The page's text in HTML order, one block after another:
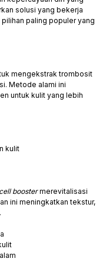
solusi yang bekerja
paling populer yang
mengekstrak trombosit
Metode alami ini
untuk kulit yang lebih
kulit
boostermerevitalisasi
ini meningkatkan tekstur,